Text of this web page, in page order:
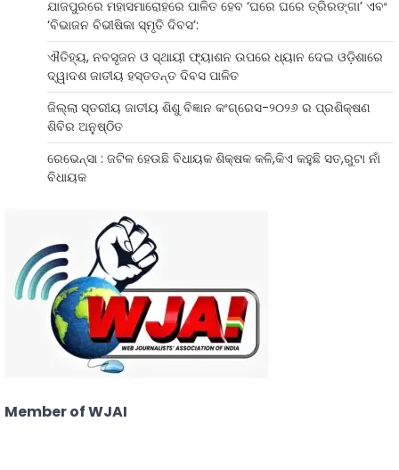
ଯାଜପୁରରେ ମହାସମାରୋହରେ ପାଳିତ ହେବ ‘ଘରେ ଘରେ ତ୍ରିରଙ୍ଗା’ ଏବଂ
‘ବିଭାଜନ ବିଭୀଷିକା ସ୍ମୃତି ଦିବସ’:
ଐତିହ୍ୟ, ନବସୃଜନ ଓ ସ୍ଥାୟୀ ଫ୍ୟାଶନ ଉପରେ ଧ୍ୟାନ ଦେଇ ଓଡ଼ିଶାରେ
ଦ୍ୱାଦଶ ଜାତୀୟ ହସ୍ତତନ୍ତ ଦିବସ ପାଳିତ
ଜିଲ୍ଲା ସ୍ତରୀୟ ଜାତୀୟ ଶିଶୁ ବିଜ୍ଞାନ କଂଗ୍ରେସ-୨୦୨୬ ର ପ୍ରଶିକ୍ଷଣ
ଶିବିର ଅନୁଷ୍ଠିତ
ରେଭେନ୍ସା : ଜଟିଳ ହେଉଛି ବିଧାୟକ ଶିକ୍ଷକ କଳି,କିଏ କହୁଛି ସତ,ରୁଟା ନାଁ
ବିଧାୟକ
Member of WJAI